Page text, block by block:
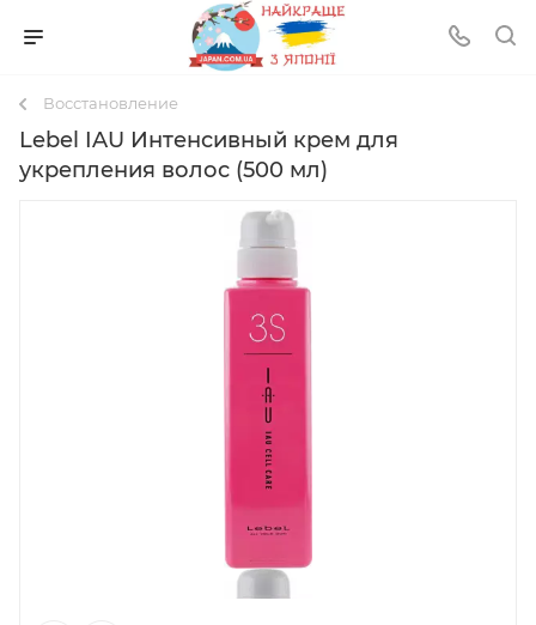
Восстановление
Lebel IAU Интенсивный крем для
укрепления волос (500 мл)